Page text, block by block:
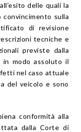
delle quali la
sulla
di revisione
tecniche e
previste dalla
modo assoluto il
nel caso attuale
del veicolo e sono
conformità alla
dalla Corte di